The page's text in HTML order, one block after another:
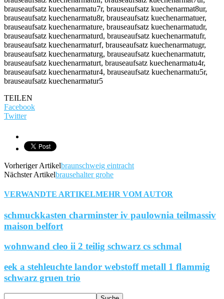
TEILEN
Facebook
Twitter
Vorheriger Artikelbraunschweig eintracht
Nächster Artikelbrausehalter grohe
VERWANDTE ARTIKELMEHR VOM AUTOR
schmuckkasten charminster iv paulownia teilmassiv
maison belfort
wohnwand cleo ii 2 teilig schwarz cs schmal
eek a stehleuchte landor webstoff metall 1 flammig
schwarz gruen trio